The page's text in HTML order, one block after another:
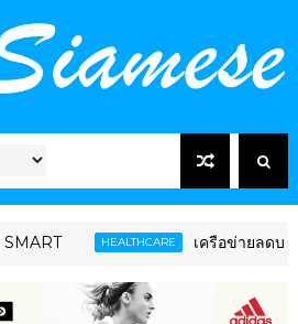
HEALTHCARE เครือข่ายลดบริโภคเค็ม